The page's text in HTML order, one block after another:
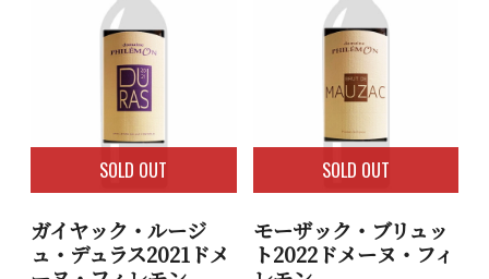
SOLD OUT
ガイヤック・ルージ
ュ・デュラス2021ドメ
SOLD OUT
モーザック・ブリュッ
ト2022ドメーヌ・フィ